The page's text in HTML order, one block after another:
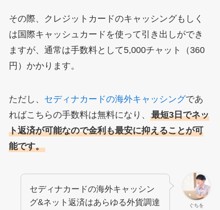
その際、クレジットカードのキャッシングもしく
は国際キャッシュカードを使って引き出しができ
ますが、通常は手数料として5,000チャット（360
円）かかります。
ただし、 セディナカードの海外キャッシングであ
ればこちらの手数料は無料になり、 最短3日でネッ
ト返済が可能なので金利も最安に抑えることが可
能です。
ぐちを
セディナカードの海外キャッシン
グ&ネット返済はあらゆる外貨調達